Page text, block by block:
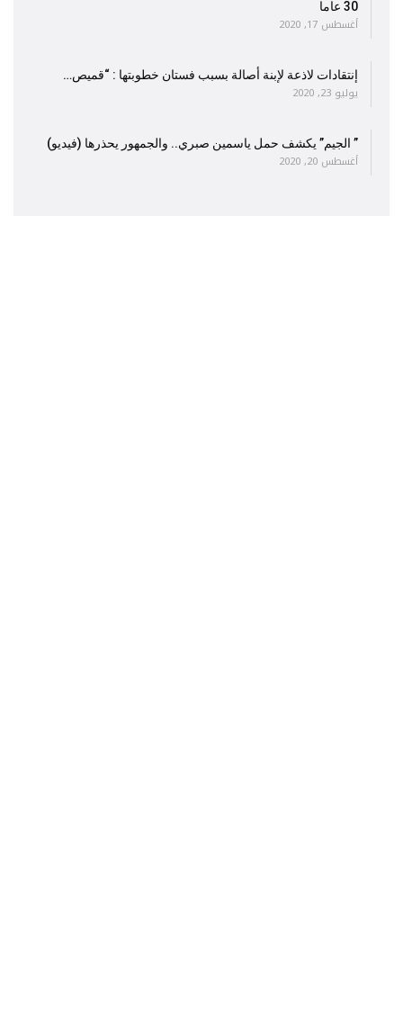
30 عاما
أغسطس 17, 2020
إنتقادات لاذعة لإبنة أصالة بسبب فستان خطوبتها : “قميص…
يوليو 23, 2020
” الجيم” يكشف حمل ياسمين صبري.. والجمهور يحذرها (فيديو)
أغسطس 20, 2020